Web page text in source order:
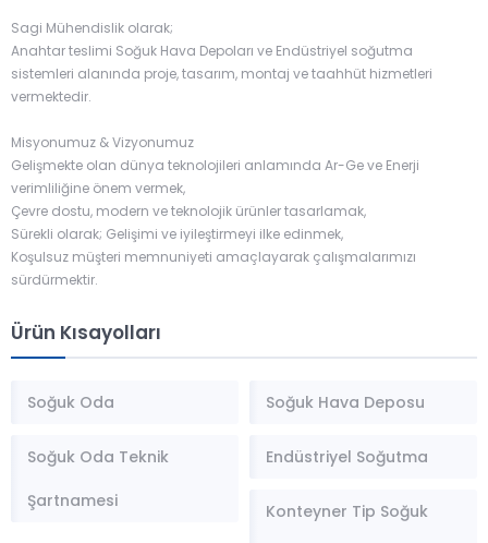
Sagi Mühendislik olarak;
Anahtar teslimi Soğuk Hava Depoları ve Endüstriyel soğutma
sistemleri alanında proje, tasarım, montaj ve taahhüt hizmetleri
vermektedir.
Misyonumuz & Vizyonumuz
Gelişmekte olan dünya teknolojileri anlamında Ar-Ge ve Enerji
verimliliğine önem vermek,
Çevre dostu, modern ve teknolojik ürünler tasarlamak,
Sürekli olarak; Gelişimi ve iyileştirmeyi ilke edinmek,
Koşulsuz müşteri memnuniyeti amaçlayarak çalışmalarımızı
sürdürmektir.
Ürün Kısayolları
Soğuk Oda Soğuk Hava Deposu
Soğuk Oda Teknik
Şartnamesi
Endüstriyel Soğutma
Konteyner Tip Soğuk